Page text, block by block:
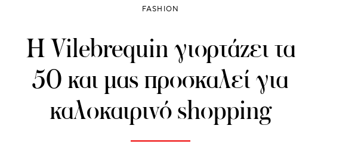
FASHION
Η Vilebrequin γιορτάζει τα
50 και μας προσκαλεί για
καλοκαιρινό shopping